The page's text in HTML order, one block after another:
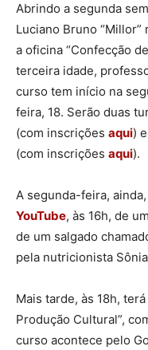
Abrindo a segunda
Luciano Bruno
a oficina “Confecção
terceira idade,
curso tem início na
feira, 18. Serão duas
(com inscrições aqui)
(com inscrições aqui).
A segunda-feira,
YouTube, às 16h, de
de um salgado
pela nutricionista
Mais tarde, às 18h,
Produção Cultural”,
curso acontece pelo